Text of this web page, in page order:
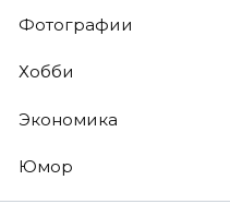
Фотографии
Хобби
Экономика
Юмор